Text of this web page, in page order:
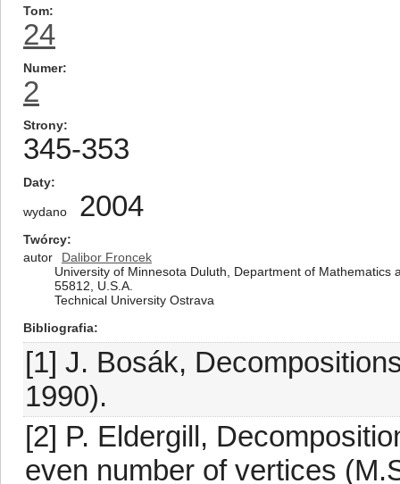
Tom
24
Numer
2
Strony
345-353
Daty
wydano 2004
Twórcy
autor
Dalibor Froncek
University of Minnesota Duluth, Department of Mathematics
55812, U.S.A.
Technical University Ostrava
Bibliografia
[1] J. Bosák,
1990).
[2] P. Eldergill,
even number of vertices